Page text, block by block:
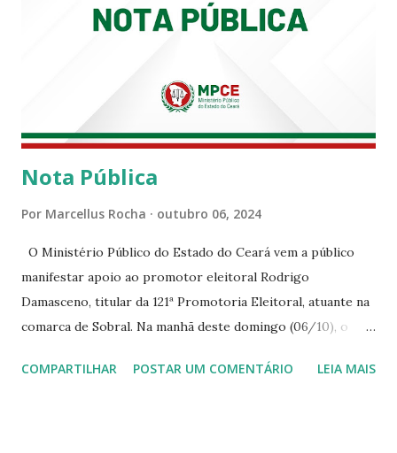
Nota Pública
Por Marcellus Rocha outubro 06, 2024
O Ministério Público do Estado do Ceará vem a público
manifestar apoio ao promotor eleitoral Rodrigo
Damasceno, titular da 121ª Promotoria Eleitoral, atuante na
comarca de Sobral. Na manhã deste domingo (06/10), o
integrava um grupo de apoiadores de um candidato a
COMPARTILHAR POSTAR UM COMENTÁRIO LEIA MAIS